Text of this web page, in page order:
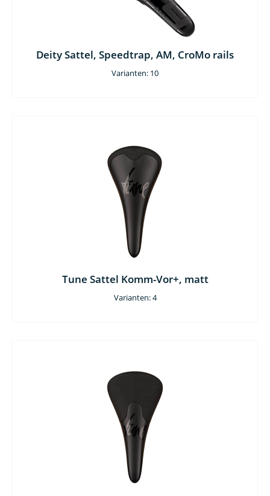
Deity Sattel, Speedtrap, AM, CroMo rails
Varianten: 10
Tune Sattel Komm-Vor+, matt
Varianten: 4